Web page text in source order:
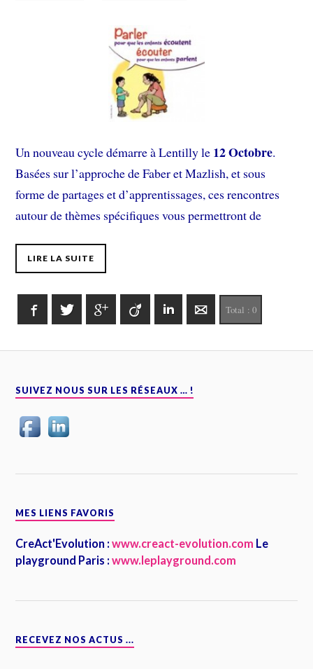
Un nouveau cycle démarre à Lentilly le 12 Octobre.
Basées sur l’approche de Faber et Mazlish, et sous
forme de partages et d’apprentissages, ces rencontres
autour de thèmes spécifiques vous permettront de
LIRE LA SUITE
FacebookTwitter Google+ Viadeo LinkedInE-mailTotal : 0
SUIVEZ NOUS SUR LES RÉSEAUX … !
MES LIENS FAVORIS
CreAct'Evolution : www.creact-evolution.com Le
playground Paris : www.leplayground.com
RECEVEZ NOS ACTUS ...